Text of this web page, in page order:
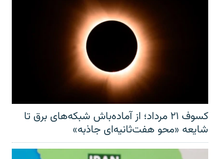
کسوف ۲۱ مرداد؛ از آماده‌باش شبکه‌های برق تا
شایعه «محو هفت‌ثانیه‌ای جاذبه»